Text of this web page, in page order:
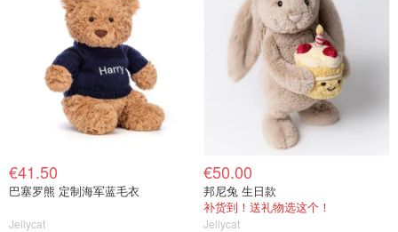
€41.50
巴塞罗熊 定制海军蓝毛衣
Jellycat
€50.00
邦尼兔 生日款
补货到！送礼物选这个！
Jellycat